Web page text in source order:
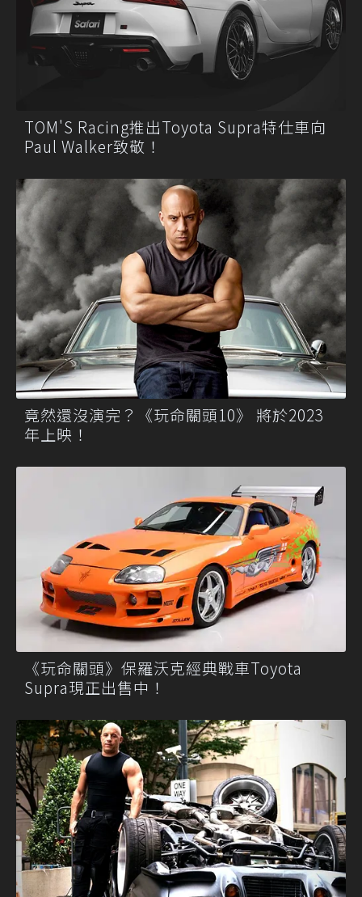
TOM'S Racing推出Toyota Supra特仕車向
Paul Walker致敬！
竟然還沒演完？《玩命關頭10》 將於2023
年上映！
《玩命關頭》保羅沃克經典戰車Toyota
Supra現正出售中！